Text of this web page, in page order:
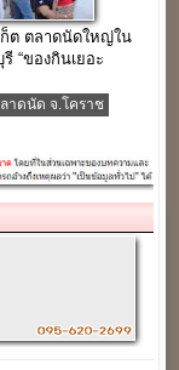
ก็ต ตลาดนัดใหญ่ใน
“ของกินเยอะ
าดนัด จ.โคราช